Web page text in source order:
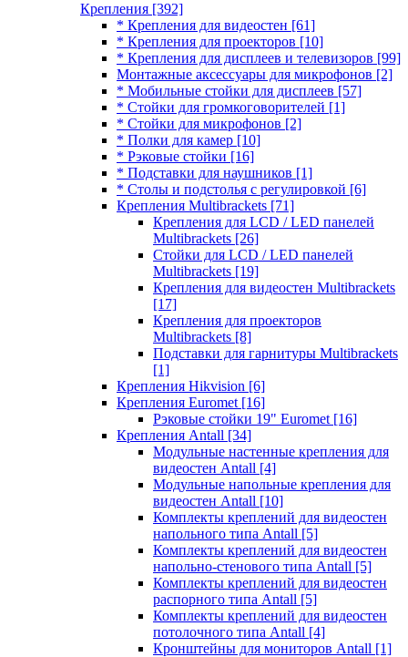
Крепления [392]
* Крепления для видеостен [61]
* Крепления для проекторов [10]
* Крепления для дисплеев и телевизоров [99]
Монтажные аксессуары для микрофонов [2]
* Мобильные стойки для дисплеев [57]
* Стойки для громкоговорителей [1]
* Стойки для микрофонов [2]
* Полки для камер [10]
* Рэковые стойки [16]
* Подставки для наушников [1]
* Столы и подстолья с регулировкой [6]
Крепления Multibrackets [71]
Крепления для LCD / LED панелей
Multibrackets [26]
Стойки для LCD / LED панелей
Multibrackets [19]
Крепления для видеостен Multibrackets
[17]
Крепления для проекторов
Multibrackets [8]
Подставки для гарнитуры Multibrackets
[1]
Крепления Hikvision [6]
Крепления Euromet [16]
Рэковые стойки 19" Euromet [16]
Крепления Antall [34]
Модульные настенные крепления для
видеостен Antall [4]
Модульные напольные крепления для
видеостен Antall [10]
Комплекты креплений для видеостен
напольного типа Antall [5]
Комплекты креплений для видеостен
напольно-стенового типа Antall [5]
Комплекты креплений для видеостен
распорного типа Antall [5]
Комплекты креплений для видеостен
потолочного типа Antall [4]
Кронштейны для мониторов Antall [1]